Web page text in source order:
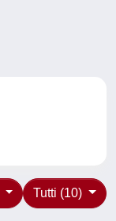
Tutti (10)